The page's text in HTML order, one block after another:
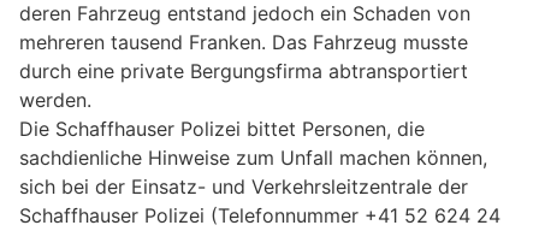
deren Fahrzeug entstand jedoch ein Schaden von
mehreren tausend Franken. Das Fahrzeug musste
durch eine private Bergungsfirma abtransportiert
werden.
Die Schaffhauser Polizei bittet Personen, die
sachdienliche Hinweise zum Unfall machen können,
sich bei der Einsatz- und Verkehrsleitzentrale der
Schaffhauser Polizei (Telefonnummer +41 52 624 24